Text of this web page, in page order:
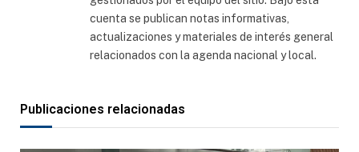
cuenta se publican notas informativas,
actualizaciones y materiales de interés general
relacionados con la agenda nacional y local.
Publicaciones relacionadas